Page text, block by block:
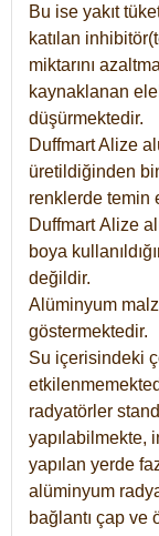
Bu ise yakıt
katılan
miktarını
kaynaklanan
düşürmektedir.
Duffmart Alize
üretildiğinden
renklerde temin
DuffmartAlize
boya
değildir.
Alüminyum
göstermektedir.
Su içerisindeki
radyatörler
yapılabilmekte,
yapılan yerde
alüminyum
bağlantı çap ve